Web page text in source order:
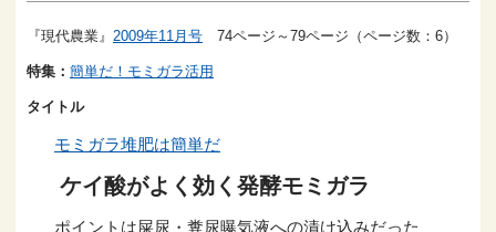
『現代農業』 2009年11月号 74ページ～79ページ（ページ数：6）
特集： 簡単だ！モミガラ活用
タイトル
モミガラ堆肥は簡単だ
ケイ酸がよく効く発酵モミガラ
ポイントは屎尿・糞尿曝気液への漬け込みだった